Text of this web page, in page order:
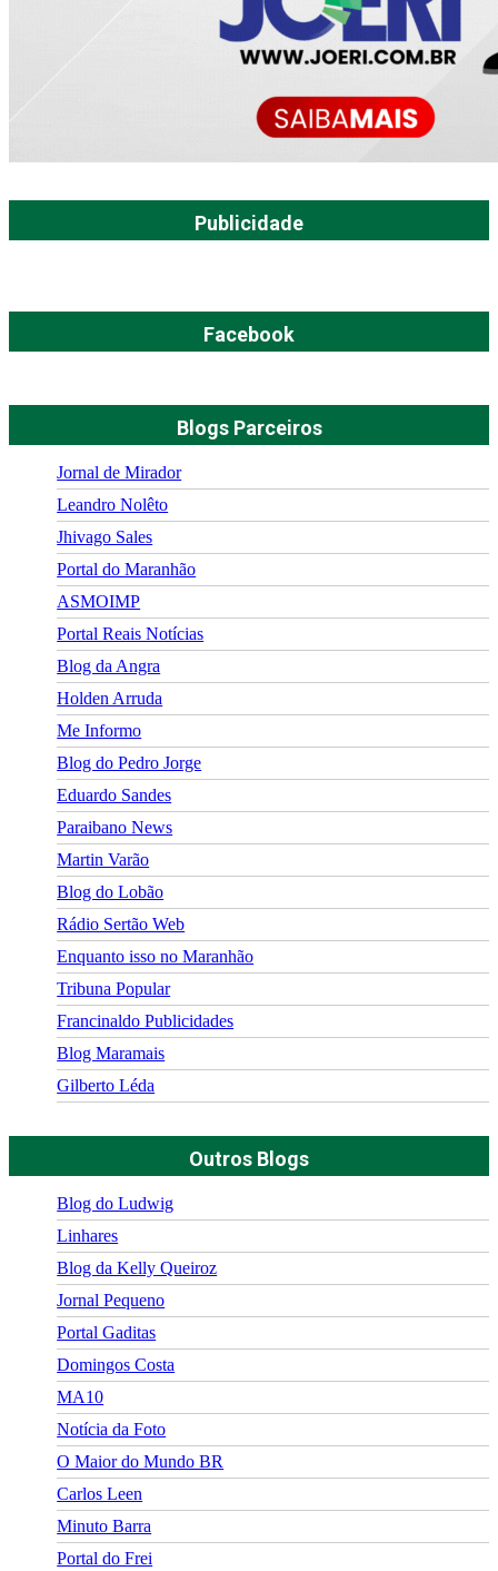
Publicidade
Facebook
Blogs Parceiros
Jornal de Mirador
Leandro Nolêto
Jhivago Sales
Portal do Maranhão
ASMOIMP
Portal Reais Notí­cias
Blog da Angra
Holden Arruda
Me Informo
Blog do Pedro Jorge
Eduardo Sandes
Paraibano News
Martin Varão
Blog do Lobão
Rádio Sertão Web
Enquanto isso no Maranhão
Tribuna Popular
Francinaldo Publicidades
Blog Maramais
Gilberto Léda
Outros Blogs
Blog do Ludwig
Linhares
Blog da Kelly Queiroz
Jornal Pequeno
Portal Gaditas
Domingos Costa
MA10
Notícia da Foto
O Maior do Mundo BR
Carlos Leen
Minuto Barra
Portal do Frei